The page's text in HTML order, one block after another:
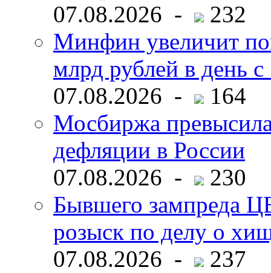
07.08.2026 -
232
Минфин увеличит
млрд рублей в день с
07.08.2026 -
164
Мосбиржа
дефляции в России
07.08.2026 -
230
Бывшего зампреда
розыск по делу о
07.08.2026 -
237